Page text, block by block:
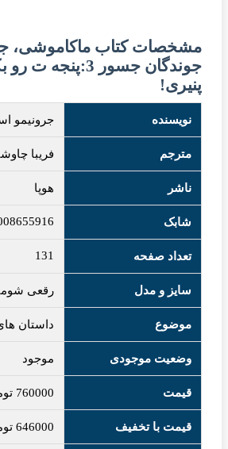
مشخصات کتاب ماکاموشی،
جوندگان جسور
پنیری!
نویسنده جرونیمو
مترجم فریبا
ناشر هوپا
شابک
تعداد صفحه 131
سایز و مدل رقعی
موضوع داستان های
وضعیت موجودی موجود
قیمت 760000
قیمت با تخفیف 646000